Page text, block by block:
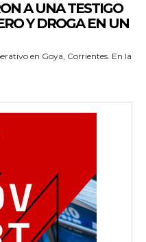
A UNA TESTIGO
Y DROGA EN UN
en Goya, Corrientes. En la